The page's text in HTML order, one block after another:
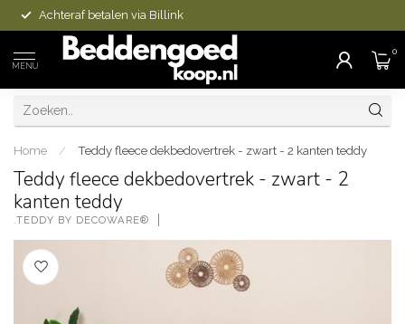
Achteraf betalen via Billink
MENU
0
Home / Teddy fleece dekbedovertrek - zwart - 2 kanten teddy
Teddy fleece dekbedovertrek - zwart - 2
kanten teddy
.TEDDY BY DECOWARE®